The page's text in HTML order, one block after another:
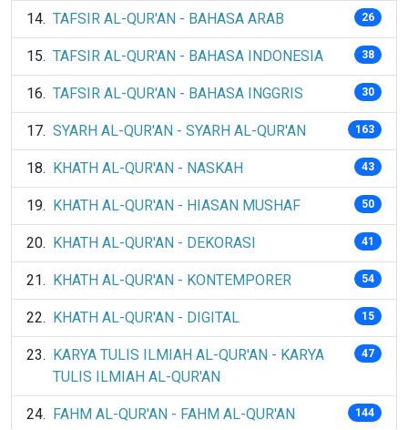
TAFSIR AL-QUR'AN - BAHASA ARAB 26
TAFSIR AL-QUR'AN - BAHASA INDONESIA 38
TAFSIR AL-QUR'AN - BAHASA INGGRIS 30
SYARH AL-QUR'AN - SYARH AL-QUR'AN 163
KHATH AL-QUR'AN - NASKAH 43
KHATH AL-QUR'AN - HIASAN MUSHAF 50
KHATH AL-QUR'AN - DEKORASI 41
KHATH AL-QUR'AN - KONTEMPORER 54
KHATH AL-QUR'AN - DIGITAL 15
KARYA TULIS ILMIAH AL-QUR'AN - KARYA
TULIS ILMIAH AL-QUR'AN
47
FAHM AL-QUR'AN - FAHM AL-QUR'AN 144